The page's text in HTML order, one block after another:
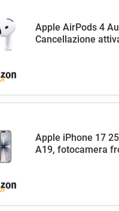
Apple AirPods 4
Cancellazione
Apple iPhone 17
A19, fotocamera